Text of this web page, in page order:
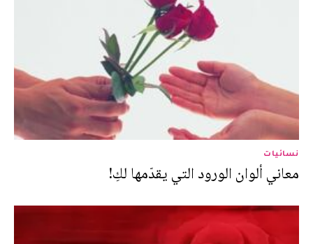
نسائيات
معاني ألوان الورود التي يقدّمها لكِ!